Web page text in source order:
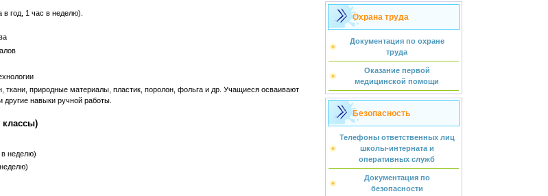
в год, 1 час в неделю).
ткани, природные материалы, пластик, поролон, фольга и др. Учащиеся осваивают
навыки ручной работы.
классы)
в неделю)
Охрана труда
Документация по охране
труда
Оказание первой
медицинской помощи
Безопасность
Телефоны ответственных лиц
школы-интерната и
оперативных служб
Документация по
безопасности